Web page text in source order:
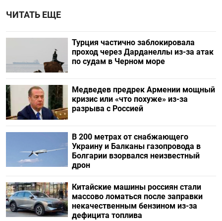
ЧИТАТЬ ЕЩЕ
Турция частично заблокировала
проход через Дарданеллы из-за атак
по судам в Черном море
Медведев предрек Армении мощный
кризис или «что похуже» из-за
разрыва с Россией
В 200 метрах от снабжающего
Украину и Балканы газопровода в
Болгарии взорвался неизвестный
дрон
Китайские машины россиян стали
массово ломаться после заправки
некачественным бензином из-за
дефицита топлива